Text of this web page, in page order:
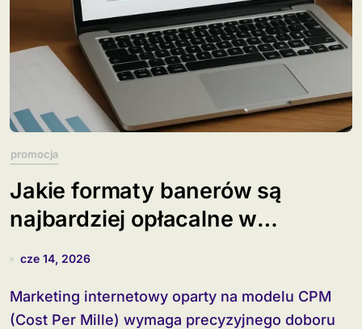
promocja
Jakie formaty banerów są
najbardziej opłacalne w
kampaniach CPM?
cze 14, 2026
Marketing internetowy oparty na modelu CPM
(Cost Per Mille) wymaga precyzyjnego doboru